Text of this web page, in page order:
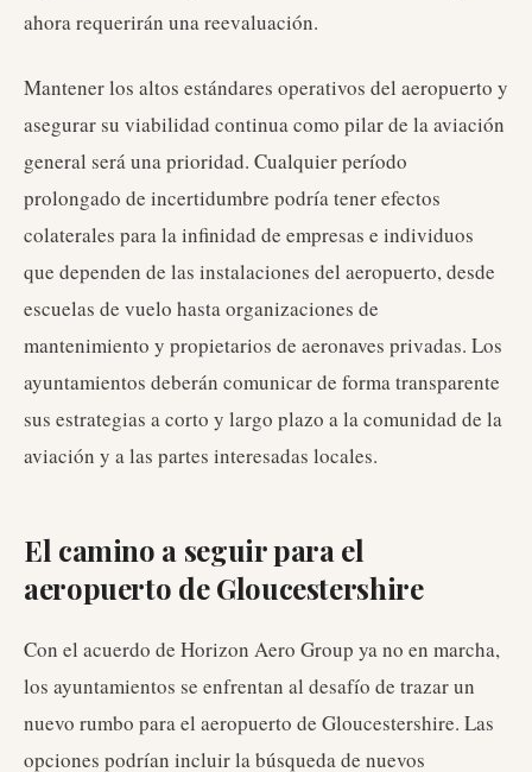
ahora requerirán una reevaluación.
Mantener los altos estándares operativos del aeropuerto y
asegurar su viabilidad continua como pilar de la aviación
general será una prioridad. Cualquier período
prolongado de incertidumbre podría tener efectos
colaterales para la infinidad de empresas e individuos
que dependen de las instalaciones del aeropuerto, desde
escuelas de vuelo hasta organizaciones de
mantenimiento y propietarios de aeronaves privadas. Los
ayuntamientos deberán comunicar de forma transparente
sus estrategias a corto y largo plazo a la comunidad de la
aviación y a las partes interesadas locales.
El camino a seguir para el
aeropuerto de Gloucestershire
Con el acuerdo de Horizon Aero Group ya no en marcha,
los ayuntamientos se enfrentan al desafío de trazar un
nuevo rumbo para el aeropuerto de Gloucestershire. Las
opciones podrían incluir la búsqueda de nuevos